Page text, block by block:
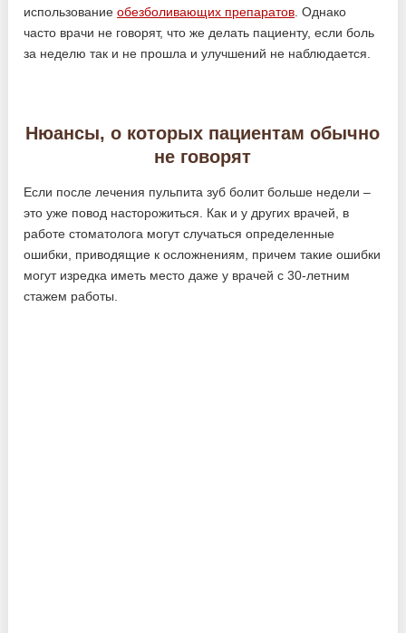
использованиеобезболивающих препаратов . Однако
часто врачи не говорят, что же делать пациенту, если боль
за неделю так и не прошла и улучшений не наблюдается.
Нюансы, о которых пациентам обычно
не говорят
Если после лечения пульпита зуб болит больше недели –
это уже повод насторожиться. Как и у других врачей, в
работе стоматолога могут случаться определенные
ошибки, приводящие к осложнениям, причем такие ошибки
могут изредка иметь место даже у врачей с 30-летним
стажем работы.